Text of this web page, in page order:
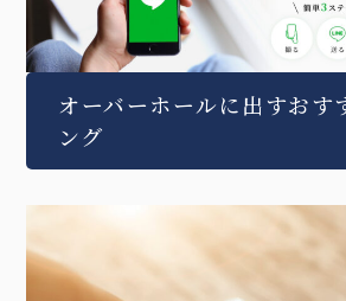
オーバーホールに出すおす
ング